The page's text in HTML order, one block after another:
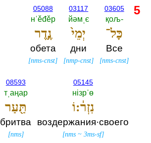
03605
қољ-‎
כָּל־
Все
[nms-cnst]
03117
йәмˌє
יְמֵי֙
дни
[nmp-cnst]
05088
нˈěđěр
נֶ֣דֶר
обета
[nms-cnst]
05145
нiзрˈө
נִזְר֔:וֹ
воздержания·своего
[nms~ 3ms-sf]
08593
тˌаңар
תַּ֖עַר
бритва
[nms]
5